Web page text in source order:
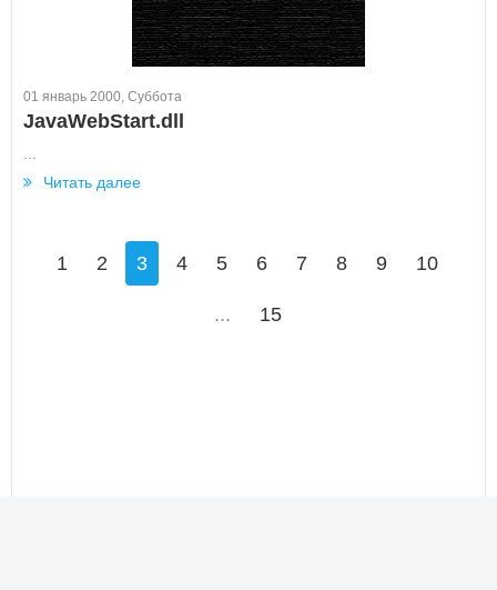
01 январь 2000, Суббота
JavaWebStart.dll
Читать далее
1 2 3 4 5 6 7 8 9 10
... 15